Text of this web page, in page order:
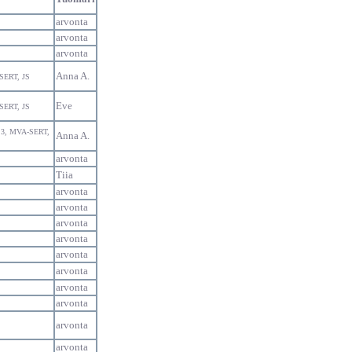
arvonta
arvonta
arvonta
JS Anna A.
JS Eve
MVA-SERT,
Anna A.
arvonta
Tiia
arvonta
arvonta
arvonta
arvonta
arvonta
arvonta
arvonta
arvonta
arvonta
arvonta